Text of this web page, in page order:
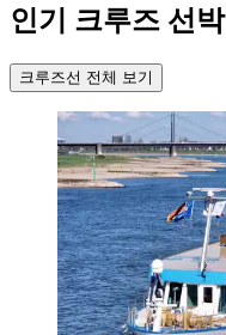
인기 크루즈 선박
크루즈선 전체 보기